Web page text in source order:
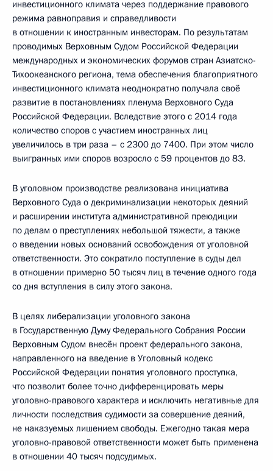
инвестиционного климата через поддержание правового
режима равноправия и справедливости
в отношении к иностранным инвесторам. По результатам
проводимых Верховным Судом Российской Федерации
международных и экономических форумов стран Азиатско-
Тихоокеанского региона, тема обеспечения благоприятного
инвестиционного климата неоднократно получала своё
развитие в постановлениях пленума Верховного Суда
Российской Федерации. Вследствие этого с 2014 года
количество споров с участием иностранных лиц
увеличилось в три раза – с 2300 до 7400. При этом число
выигранных ими споров возросло с 59 процентов до 83.
В уголовном производстве реализована инициатива
Верховного Суда о декриминализации некоторых деяний
и расширении института административной преюдиции
по делам о преступлениях небольшой тяжести, а также
о введении новых оснований освобождения от уголовной
ответственности. Это сократило поступление в суды дел
в отношении примерно 50 тысяч лиц в течение одного года
со дня вступления в силу этого закона.
В целях либерализации уголовного закона
в Государственную Думу Федерального Собрания России
Верховным Судом внесён проект федерального закона,
направленного на введение в Уголовный кодекс
Российской Федерации понятия уголовного проступка,
что позволит более точно дифференцировать меры
уголовно-правового характера и исключить негативные для
личности последствия судимости за совершение деяний,
не наказуемых лишением свободы. Ежегодно такая мера
уголовно-правовой ответственности может быть применена
в отношении 40 тысяч подсудимых.